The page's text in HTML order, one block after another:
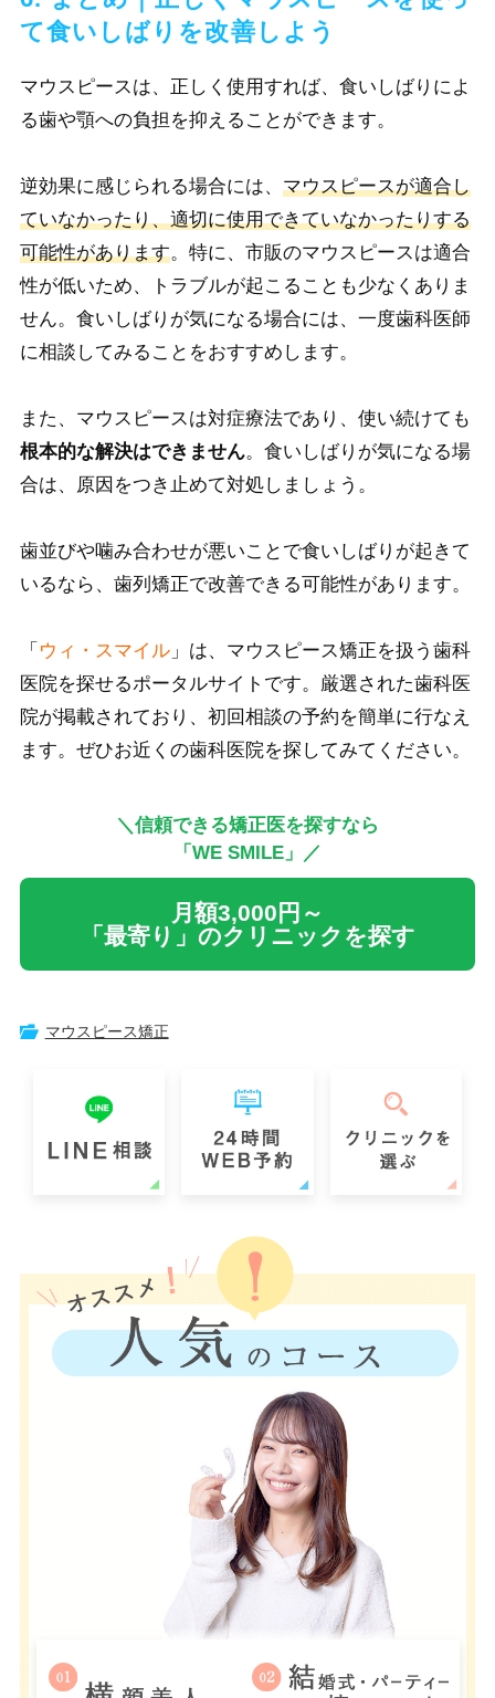
て食いしばりを改善しよう
マウスピースは、正しく使用すれば、食いしばりによ
る歯や顎への負担を抑えることができます。
逆効果に感じられる場合には、 マウスピースが適合し
ていなかったり、適切に使用できていなかったりする
可能性があります。特に、市販のマウスピースは適合
性が低いため、トラブルが起こることも少なくありま
せん。食いしばりが気になる場合には、一度歯科医師
に相談してみることをおすすめします。
また、マウスピースは対症療法であり、使い続けても
根本的な解決はできません。食いしばりが気になる場
合は、原因をつき止めて対処しましょう。
歯並びや噛み合わせが悪いことで食いしばりが起きて
いるなら、歯列矯正で改善できる可能性があります。
「 ウィ・スマイル」は、マウスピース矯正を扱う歯科
医院を探せるポータルサイトです。厳選された歯科医
院が掲載されており、初回相談の予約を簡単に行なえ
ます。ぜひお近くの歯科医院を探してみてください。
＼信頼できる矯正医を探すなら
「WE SMILE」／
月額3,000円～
「最寄り」のクリニックを探す
マウスピース矯正